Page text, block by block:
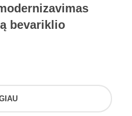
bevariklio